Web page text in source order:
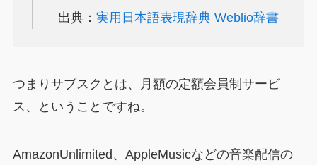
出典：実用日本語表現辞典 Weblio辞書
つまりサブスクとは、月額の定額会員制サービ
ス、ということですね。
AmazonUnlimited、AppleMusicなどの音楽配信の